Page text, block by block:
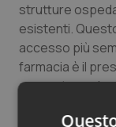
strutture
esistenti.
accesso più
farmacia è il
presente anche